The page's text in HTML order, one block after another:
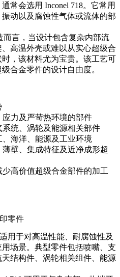
常会选用 Inconel 718。它常用
动以及腐蚀性气体或流体的部
而言，当设计包含复杂内部流
高温外壳或难以从实心超级合
，该材料尤为宝贵。该工艺可
合金零件的设计自由度。
力及严苛热环境的部件
统、涡轮及能源相关部件
海洋、能源及工业环境
壁、集成特征及近净成形超
高价值超级合金部件的加工
零件
用于对高温性能、耐腐蚀性及
场景。典型零件包括喷嘴、支
结构件、涡轮相关组件、能源